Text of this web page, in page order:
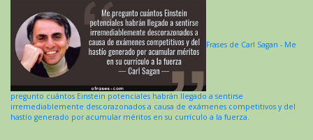
Frases de Carl Sagan - Me
pregunto cuántos Einstein potenciales habrán llegado a sentirse
irremediablemente descorazonados a causa de exámenes competitivos y del
hastío generado por acumular méritos en su currículo a la fuerza.